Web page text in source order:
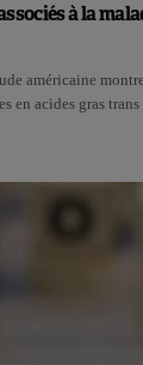
à la
américaine
en acides gras